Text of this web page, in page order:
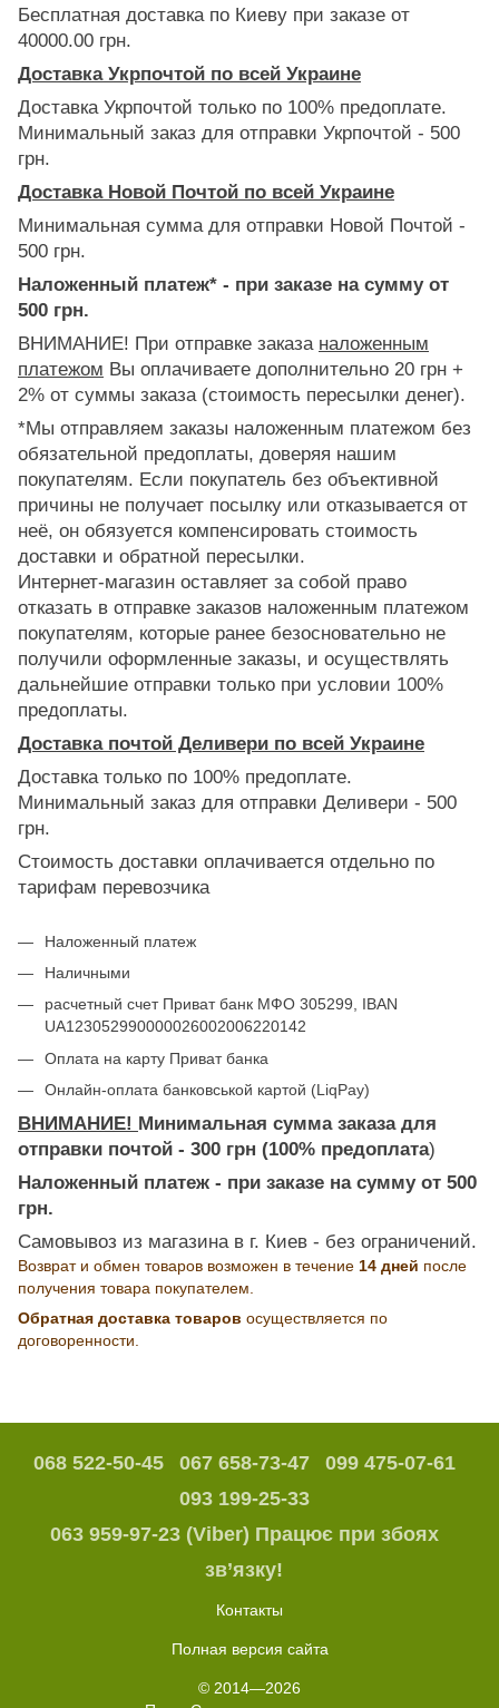
Бесплатная доставка по Киеву при заказе от
40000.00 грн.
Доставка Укрпочтой по всей Украине
Доставка Укрпочтой только по 100% предоплате.
Минимальный заказ для отправки Укрпочтой - 500
грн.
Доставка Новой Почтой по всей Украине
Минимальная сумма для отправки Новой Почтой -
500 грн.
Наложенный платеж* - при заказе на сумму от
500 грн.
ВНИМАНИЕ! При отправке заказа наложенным
платежом Вы оплачиваете дополнительно 20 грн +
2% от суммы заказа (стоимость пересылки денег).
*Мы отправляем заказы наложенным платежом без
обязательной предоплаты, доверяя нашим
покупателям. Если покупатель без объективной
причины не получает посылку или отказывается от
неё, он обязуется компенсировать стоимость
доставки и обратной пересылки.
Интернет-магазин оставляет за собой право
отказать в отправке заказов наложенным платежом
покупателям, которые ранее безосновательно не
получили оформленные заказы, и осуществлять
дальнейшие отправки только при условии 100%
предоплаты.
Доставка почтой Деливери по всей Украине
Доставка только по 100% предоплате.
Минимальный заказ для отправки Деливери - 500
грн.
Стоимость доставки оплачивается отдельно по
тарифам перевозчика
Наложенный платеж
Наличными
расчетный счет Приват банк МФО 305299, IBAN
UA123052990000026002006220142
Оплата на карту Приват банка
Онлайн-оплата банковськой картой (LiqPay)
ВНИМАНИЕ! Минимальная сумма заказа для
отправки почтой - 300 грн (100% предоплата)
Наложенный платеж - при заказе на сумму от 500
грн.
Самовывоз из магазина в г. Киев - без ограничений.
Возврат и обмен товаров возможен в течение 14 дней после
получения товара покупателем.
Обратная доставка товаров осуществляется по
договоренности.
068 522-50-45 067 658-73-47
099 475-07-61
093 199-25-33
063 959-97-23 (Viber) Працює при збоях
зв’язку!
Контакты
Полная версия сайта
© 2014—2026